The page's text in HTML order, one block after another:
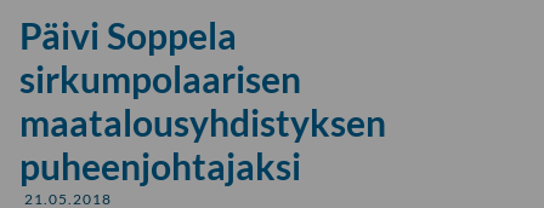
Päivi Soppela
sirkumpolaarisen
maatalousyhdistyksen
puheenjohtajaksi
21.05.2018